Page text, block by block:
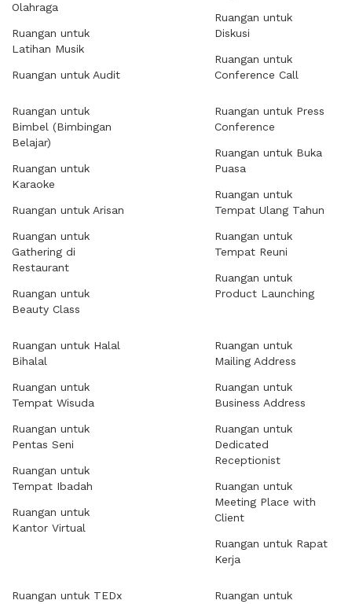
Olahraga
Ruangan untuk
Latihan Musik
Ruangan untuk Audit
Ruangan untuk
Diskusi
Ruangan untuk
Conference Call
Ruangan untuk
Bimbel (Bimbingan
Belajar)
Ruangan untuk
Karaoke
Ruangan untuk Arisan
Ruangan untuk
Gathering di
Restaurant
Ruangan untuk
Beauty Class
Ruangan untuk Press
Conference
Ruangan untuk Buka
Puasa
Ruangan untuk
Tempat Ulang Tahun
Ruangan untuk
Tempat Reuni
Ruangan untuk
Product Launching
Ruangan untuk Halal
Bihalal
Ruangan untuk
Tempat Wisuda
Ruangan untuk
Pentas Seni
Ruangan untuk
Tempat Ibadah
Ruangan untuk
Kantor Virtual
Ruangan untuk
Mailing Address
Ruangan untuk
Business Address
Ruangan untuk
Dedicated
Receptionist
Ruangan untuk
Meeting Place with
Client
Ruangan untuk Rapat
Kerja
Ruangan untuk TEDx
Ruangan untuk